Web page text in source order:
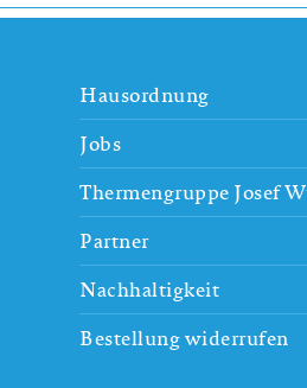
Hausordnung
Jobs
Thermengruppe Josef
Partner
Nachhaltigkeit
Bestellung widerrufen